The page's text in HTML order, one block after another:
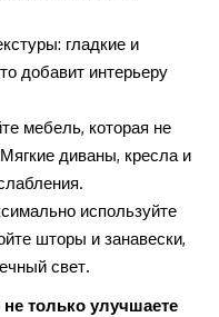
гладкие и
добавит интерьеру
мебель, которая не
диваны, кресла и
используйте
шторы и занавески,
свет.
только улучшаете